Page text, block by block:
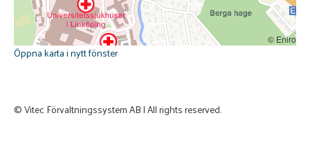
© Eniro
Öppna karta i nytt fönster
© Vitec Förvaltningssystem AB | All rights reserved.